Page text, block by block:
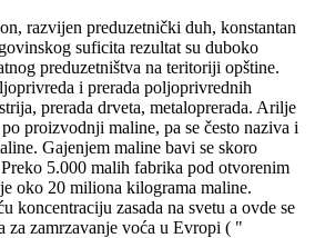
razvijen preduzetnički duh, konstantan
suficita rezultat su duboko
preduzetništva na teritoriji opštine.
i prerada poljoprivrednih
prerada drveta, metaloprerada. Arilje
proizvodnji maline, pa se često naziva i
Gajenjem maline bavi se skoro
5.000 malih fabrika pod otvorenim
oko 20 miliona kilograma maline.
koncentraciju zasada na svetu a ovde se
za zamrzavanje voća u Evropi ( "